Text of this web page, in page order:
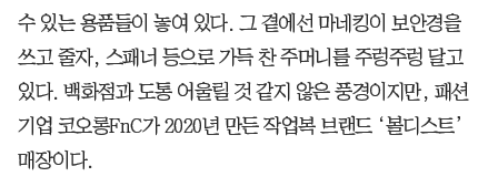
수 있는 용품들이 놓여 있다. 그 곁에선 마네킹이 보안경을
쓰고 줄자, 스패너 등으로 가득 찬 주머니를 주렁주렁 달고
있다. 백화점과 도통 어울릴 것 같지 않은 풍경이지만, 패션
기업 코오롱FnC가 2020년 만든 작업복 브랜드 ‘볼디스트’
매장이다.